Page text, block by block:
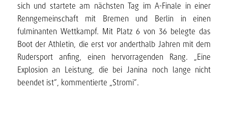
sich und startete am nächsten Tag im A-Finale in einer
Renngemeinschaft mit Bremen und Berlin in einen
fulminanten Wettkampf. Mit Platz 6 von 36 belegte das
Boot der Athletin, die erst vor anderthalb Jahren mit dem
Rudersport anfing, einen hervorragenden Rang. „Eine
Explosion an Leistung, die bei Janina noch lange nicht
beendet ist“, kommentierte „Stromi“.